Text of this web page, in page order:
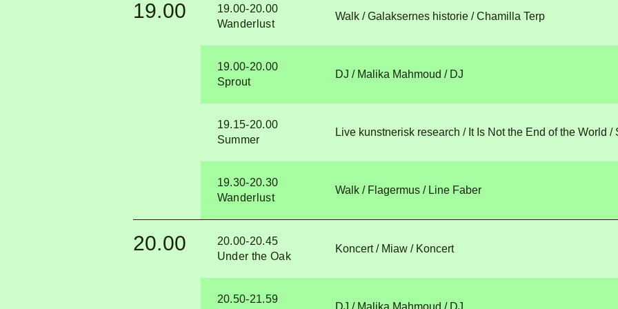
19.00
19.00-20.00
Wanderlust
Walk / Galaksernes historie/ Chamilla Terp
19.00-20.00
Sprout
DJ / Malika Mahmoud/ DJ
19.15-20.00
Summer
Live kunstnerisk research / It Is Not the End of the World/
19.30-20.30
Wanderlust
Walk / Flagermus/ Line Faber
20.00
20.00-20.45
Under the Oak
Koncert / Miaw/ Koncert
20.50-21.59
DJ / Malika Mahmoud/ DJ